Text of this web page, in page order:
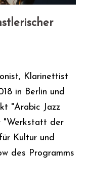
Klarinettist
in Berlin und
"Arabic Jazz
"Werkstatt der
Kultur und
des Programms